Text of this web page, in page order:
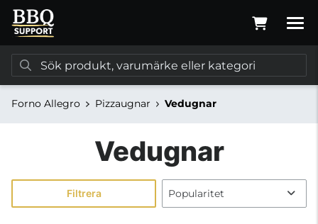
Forno Allegro Pizzaugnar Vedugnar
Vedugnar
Filtrera